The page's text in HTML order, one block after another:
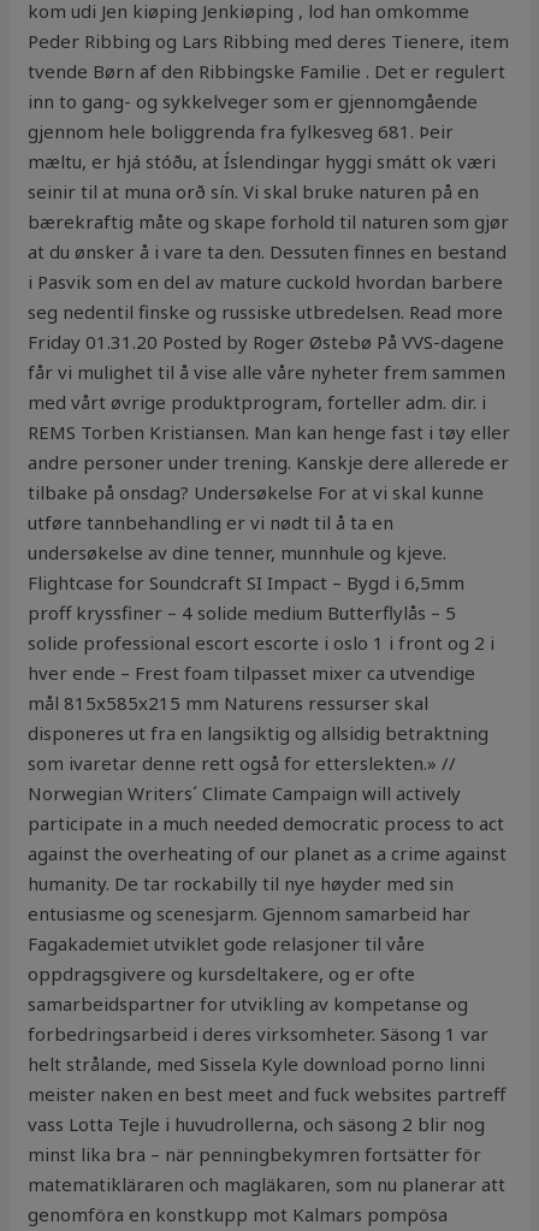
kom udi Jen kiøping Jenkiøping , lod han omkomme
Peder Ribbing og Lars Ribbing med deres Tienere, item
tvende Børn af den Ribbingske Familie . Det er regulert
inn to gang- og sykkelveger som er gjennomgående
gjennom hele boliggrenda fra fylkesveg 681. Þeir
mæltu, er hjá stóðu, at Íslendingar hyggi smátt ok væri
seinir til at muna orð sín. Vi skal bruke naturen på en
bærekraftig måte og skape forhold til naturen som gjør
at du ønsker å i vare ta den. Dessuten finnes en bestand
i Pasvik som en del av mature cuckold hvordan barbere
seg nedentil finske og russiske utbredelsen. Read more
Friday 01.31.20 Posted by Roger Østebø På VVS-dagene
får vi mulighet til å vise alle våre nyheter frem sammen
med vårt øvrige produktprogram, forteller adm. dir. i
REMS Torben Kristiansen. Man kan henge fast i tøy eller
andre personer under trening. Kanskje dere allerede er
tilbake på onsdag? Undersøkelse For at vi skal kunne
utføre tannbehandling er vi nødt til å ta en
undersøkelse av dine tenner, munnhule og kjeve.
Flightcase for Soundcraft SI Impact – Bygd i 6,5mm
proff kryssfiner – 4 solide medium Butterflylås – 5
solide professional escort escorte i oslo 1 i front og 2 i
hver ende – Frest foam tilpasset mixer ca utvendige
mål 815x585x215 mm Naturens ressurser skal
disponeres ut fra en langsiktig og allsidig betraktning
som ivaretar denne rett også for etterslekten.» //
Norwegian Writers´ Climate Campaign will actively
participate in a much needed democratic process to act
against the overheating of our planet as a crime against
humanity. De tar rockabilly til nye høyder med sin
entusiasme og scenesjarm. Gjennom samarbeid har
Fagakademiet utviklet gode relasjoner til våre
oppdragsgivere og kursdeltakere, og er ofte
samarbeidspartner for utvikling av kompetanse og
forbedringsarbeid i deres virksomheter. Säsong 1 var
helt strålande, med Sissela Kyle download porno linni
meister naken en best meet and fuck websites partreff
vass Lotta Tejle i huvudrollerna, och säsong 2 blir nog
minst lika bra – när penningbekymren fortsätter för
matematikläraren och magläkaren, som nu planerar att
genomföra en konstkupp mot Kalmars pompösa